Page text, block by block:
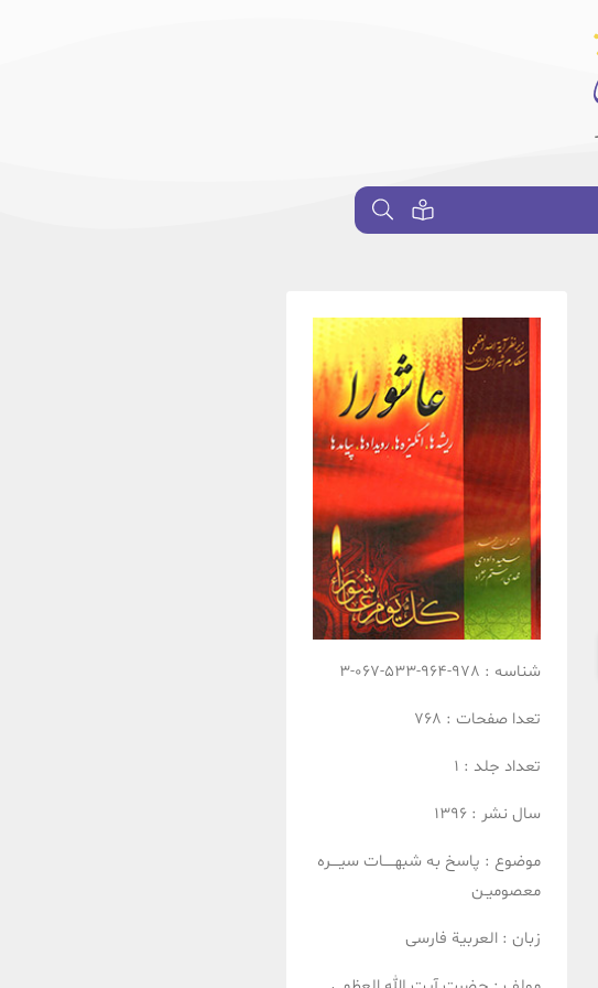
شناسه : 978-964-533-067-3
تعدا صفحات : 768
تعداد جلد : 1
سال نشر :1396
موضوع : پاسخ به شبهـــــات سیــــره
معصومیـن
زبان :العربیة فارسی